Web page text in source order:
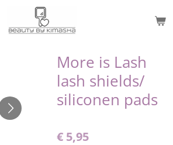
More is Lash
lash shields/
siliconen pads
€ 5,95